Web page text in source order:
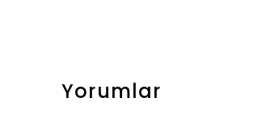
Yorumlar